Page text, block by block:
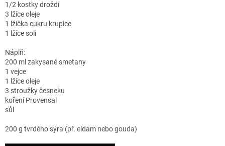
1/2 kostky droždí
3 lžíce oleje
1 lžička cukru krupice
1 lžíce soli
Náplň:
200 ml zakysané smetany
1 vejce
1 lžíce oleje
3 stroužky česneku
koření Provensal
sůl
200 g tvrdého sýra (př. eidam nebo gouda)